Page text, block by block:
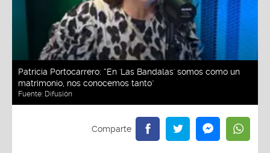
Patricia Portocarrero: “En 'Las Bandalas' somos como un
matrimonio, nos conocemos tanto"
Fuente: Difusión